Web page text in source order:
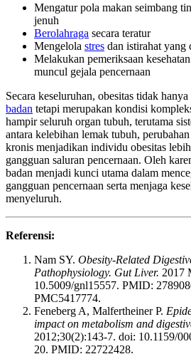
Mengatur pola makan seimbang
jenuh
Berolahraga secara teratur
Mengelola stres dan istirahat yang
Melakukan pemeriksaan
muncul gejala pencernaan
Secara keseluruhan, obesitas tidak
badan tetapi merupakan kondisi
hampir seluruh organ tubuh, terutama
antara kelebihan lemak tubuh,
kronis menjadikan individu obesitas
gangguan saluran pencernaan. Oleh
badan menjadi kunci utama dalam
gangguan pencernaan serta menjaga
menyeluruh.
Referensi:
Nam SY. Obesity-Related
Pathophysiology. Gut Liver. 2017
10.5009/gnl15557. PMID:
PMC5417774.
Feneberg A, Malfertheiner P.
impact on metabolism and
2012;30(2):143-7. doi: 10.1159/
20. PMID: 22722428.